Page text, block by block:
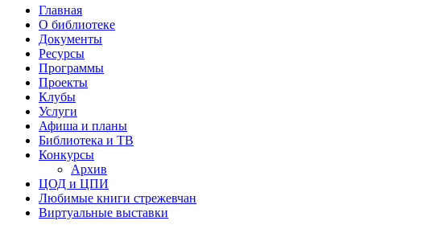
Главная
О библиотеке
Документы
Ресурсы
Программы
Проекты
Клубы
Услуги
Афиша и планы
Библиотека и ТВ
Конкурсы
Архив
ЦОД и ЦПИ
Любимые книги стрежевчан
Виртуальные выставки